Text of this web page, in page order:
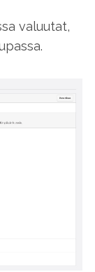
valuutat,